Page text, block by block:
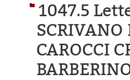
1047.5
SCRIVANO
CAROCCI